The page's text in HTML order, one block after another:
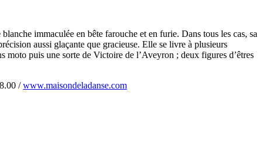
immaculée en bête farouche et en furie. Dans tous les cas, sa
aussi glaçante que gracieuse. Elle se livre à plusieurs
moto puis une sorte de Victoire de l’Aveyron ; deux figures d’êtres
/www.maisondeladanse.com